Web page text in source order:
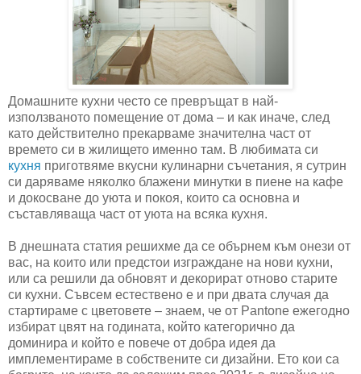
Домашните кухни често се превръщат в най-
използваното помещение от дома – и как иначе, след
като действително прекарваме значителна част от
времето си в жилището именно там. В любимата си
кухня приготвяме вкусни кулинарни съчетания, я сутрин
си даряваме няколко блажени минутки в пиене на кафе
и докосване до уюта и покоя, които са основна и
съставляваща част от уюта на всяка кухня.
В днешната статия решихме да се обърнем към онези от
вас, на които или предстои изграждане на нови кухни,
или са решили да обновят и декорират отново старите
си кухни. Съвсем естествено е и при двата случая да
стартираме с цветовете – знаем, че от Pantone ежегодно
избират цвят на годината, който категорично да
доминира и който е повече от добра идея да
имплементираме в собствените си дизайни. Ето кои са